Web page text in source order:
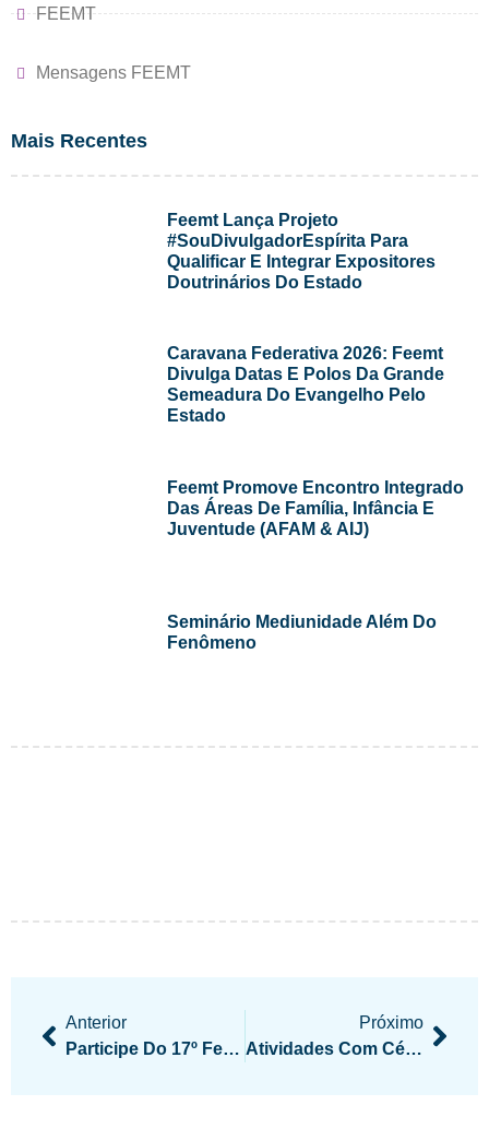
FEEMT
Mensagens FEEMT
Mais Recentes
Feemt Lança Projeto
#SouDivulgadorEspírita Para
Qualificar E Integrar Expositores
Doutrinários Do Estado
Caravana Federativa 2026: Feemt
Divulga Datas E Polos Da Grande
Semeadura Do Evangelho Pelo
Estado
Feemt Promove Encontro Integrado
Das Áreas De Família, Infância E
Juventude (AFAM & AIJ)
Seminário Mediunidade Além Do
Fenômeno
Anterior
Participe Do 17º Festival De Arte Espírita De Rondonópolis
Próximo
Atividades Com César Perri Em Cuiabá